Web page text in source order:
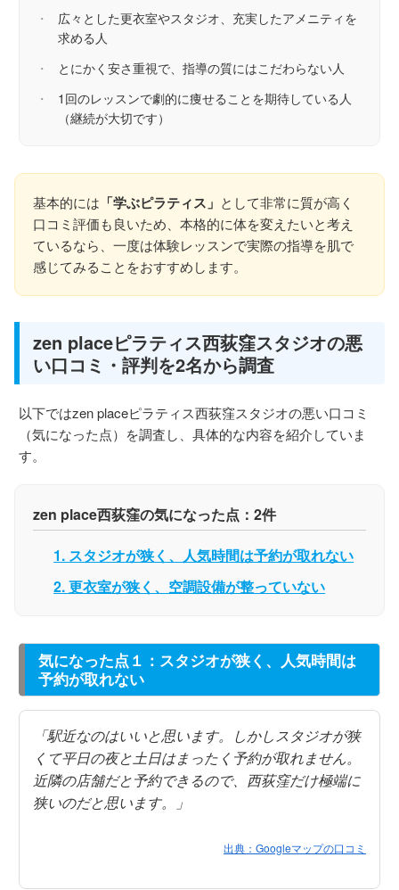
・
広々とした更衣室やスタジオ、充実したアメニティを
求める人
・
とにかく安さ重視で、指導の質にはこだわらない人
・
1回のレッスンで劇的に痩せることを期待している人
（継続が大切です）
基本的には 「学ぶピラティス」 として非常に質が高く
口コミ評価も良いため、本格的に体を変えたいと考え
ているなら、一度は体験レッスンで実際の指導を肌で
感じてみることをおすすめします。
zen placeピラティス西荻窪スタジオの悪
い口コミ・評判を2名から調査
以下ではzen placeピラティス西荻窪スタジオの悪い口コミ
（気になった点）を調査し、具体的な内容を紹介していま
す。
zen place西荻窪の気になった点：2件
1. スタジオが狭く、人気時間は予約が取れない
2. 更衣室が狭く、空調設備が整っていない
気になった点１：スタジオが狭く、人気時間は
予約が取れない
「駅近なのはいいと思います。しかしスタジオが狭
くて平日の夜と土日はまったく予約が取れません。
近隣の店舗だと予約できるので、西荻窪だけ極端に
狭いのだと思います。」
出典：Googleマップの口コミ